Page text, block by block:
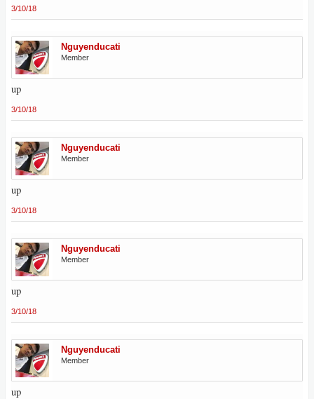
3/10/18
Nguyenducati
Member
up
3/10/18
Nguyenducati
Member
up
3/10/18
Nguyenducati
Member
up
3/10/18
Nguyenducati
Member
up